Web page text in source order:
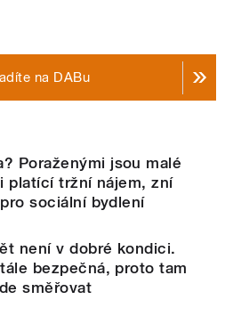
na DABu
Poraženými jsou malé
platící tržní nájem, zní
sociální bydlení
není v dobré kondici.
bezpečná, proto tam
směřovat